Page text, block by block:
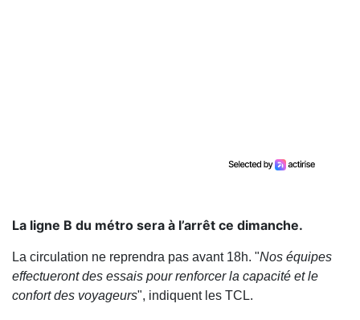
La ligne B du métro sera à l’arrêt ce dimanche.
La circulation ne reprendra pas avant 18h. "Nos équipes
effectueront des essais pour renforcer la capacité et le
confort des voyageurs", indiquent les TCL.